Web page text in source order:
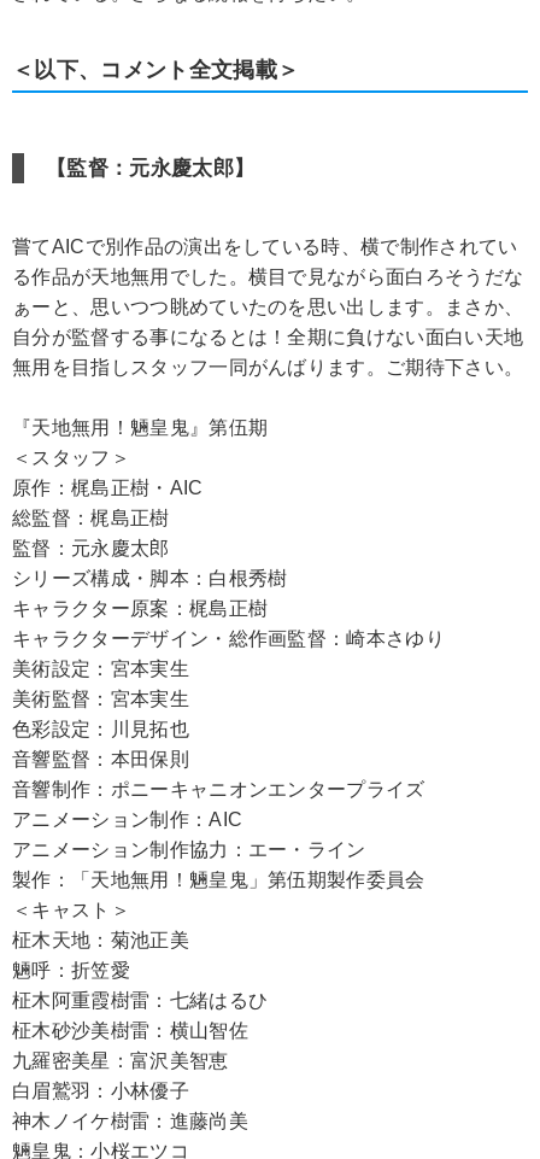
＜以下、コメント全文掲載＞
【監督：元永慶太郎】
嘗てAICで別作品の演出をしている時、横で制作されてい
る作品が天地無用でした。横目で見ながら面白ろそうだな
ぁーと、思いつつ眺めていたのを思い出します。まさか、
自分が監督する事になるとは！全期に負けない面白い天地
無用を目指しスタッフ一同がんばります。ご期待下さい。
『天地無用！魎皇鬼』第伍期
＜スタッフ＞
原作：梶島正樹・AIC
総監督：梶島正樹
監督：元永慶太郎
シリーズ構成・脚本：白根秀樹
キャラクター原案：梶島正樹
キャラクターデザイン・総作画監督：崎本さゆり
美術設定：宮本実生
美術監督：宮本実生
色彩設定：川見拓也
音響監督：本田保則
音響制作：ポニーキャニオンエンタープライズ
アニメーション制作：AIC
アニメーション制作協力：エー・ライン
製作：「天地無用！魎皇鬼」第伍期製作委員会
＜キャスト＞
柾木天地：菊池正美
魎呼：折笠愛
柾木阿重霞樹雷：七緒はるひ
柾木砂沙美樹雷：横山智佐
九羅密美星：富沢美智恵
白眉鷲羽：小林優子
神木ノイケ樹雷：進藤尚美
魎皇鬼：小桜エツコ